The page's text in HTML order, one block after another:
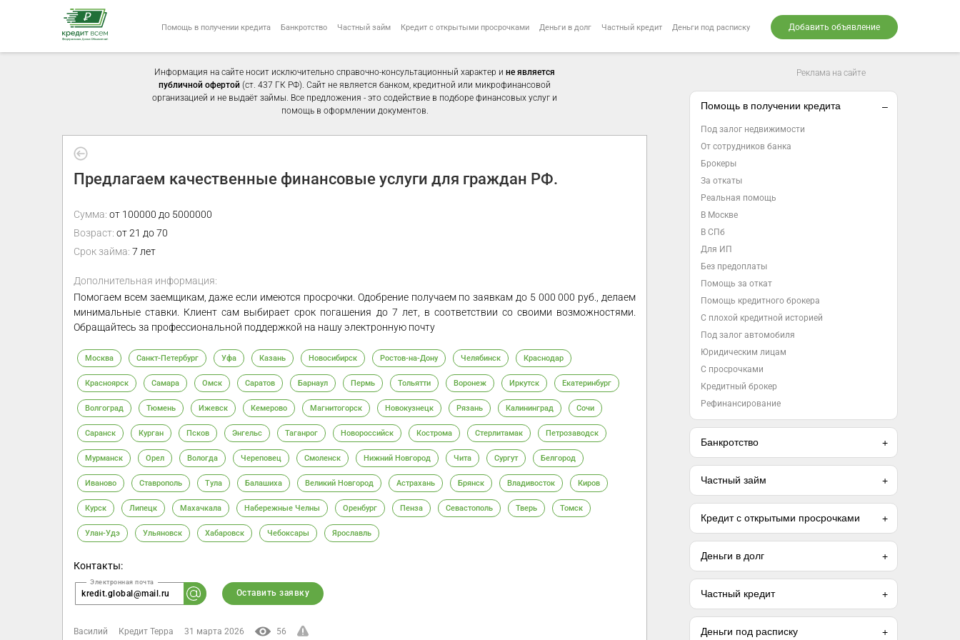
Помощь в получении кредита Банкротство Частный займ Кредит с открытыми просрочками Деньги в долг Частный кредит Деньги под расписку Добавить объявление
Информация на сайте носит исключительно справочно-консультационный характер и не является
публичной офертой (ст. 437 ГК РФ). Сайт не является банком, кредитной или микрофинансовой
организацией и не выдаёт займы. Все предложения - это содействие в подборе финансовых услуг и
помощь в оформлении документов.
Предлагаем качественные финансовые услуги для граждан РФ.
Сумма: от 100000 до 5000000
Возраст: от 21 до 70
Срок займа: 7 лет
Дополнительная информация:
Помогаем всем заемщикам, даже если имеются просрочки. Одобрение получаем по заявкам до 5 000 000 руб., делаем
минимальные ставки. Клиент сам выбирает срок погашения до 7 лет, в соответствии со своими возможностями.
Обращайтесь за профессиональной поддержкой на нашу электронную почту
Москва Санкт-Петербург Уфа Казань Новосибирск Ростов-на-Дону Челябинск Краснодар
Красноярск Самара Омск Саратов Барнаул Пермь Тольятти Воронеж Иркутск Екатеринбург
Волгоград Тюмень Ижевск Кемерово Магнитогорск Новокузнецк Рязань Калининград Сочи
Саранск Курган Псков Энгельс Таганрог Новороссийск Кострома Стерлитамак Петрозаводск
Мурманск Орел Вологда Череповец Смоленск Нижний Новгород Чита Сургут Белгород
Иваново Ставрополь Тула Балашиха Великий Новгород Астрахань Брянск Владивосток Киров
Курск Липецк Махачкала Набережные Челны Оренбург Пенза Севастополь Тверь Томск
Улан-Удэ Ульяновск Хабаровск Чебоксары Ярославль
Контакты:
kredit.global@mail.ru Оставить заявку
Василий Кредит Терра 31 марта 2026 56
Реклама на сайте
Помощь в получении кредита
Под залог недвижимости
От сотрудников банка
Брокеры
За откаты
Реальная помощь
В Москве
В СПб
Для ИП
Без предоплаты
Помощь за откат
Помощь кредитного брокера
С плохой кредитной историей
Под залог автомобиля
Юридическим лицам
С просрочками
Кредитный брокер
Рефинансирование
Банкротство
Частный займ
Кредит с открытыми просрочками
Деньги в долг
Частный кредит
Деньги под расписку